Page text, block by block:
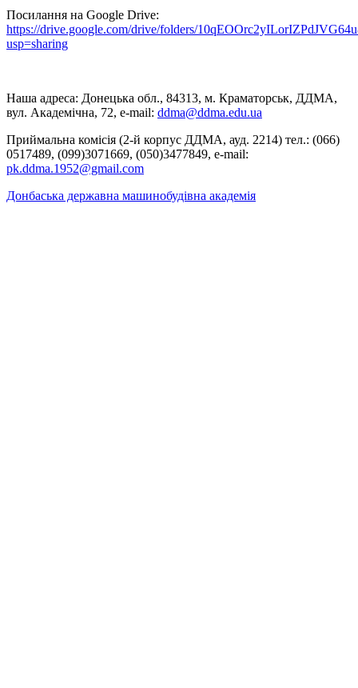
Посилання на Google Drive:
https://drive.google.com/drive/folders/
usp=sharing
Наша адреса: Донецька обл., 84313, м. Краматорськ, ДДМА,
вул. Академічна, 72, е-mail: ddma@ddma.edu.ua
Приймальна комісія (2-й корпус ДДМА, ауд. 2214) тел.: (066)
0517489, (099)3071669, (050)3477849, e-mail:
pk.ddma.1952@gmail.com
Донбаська державна машинобудівна академія